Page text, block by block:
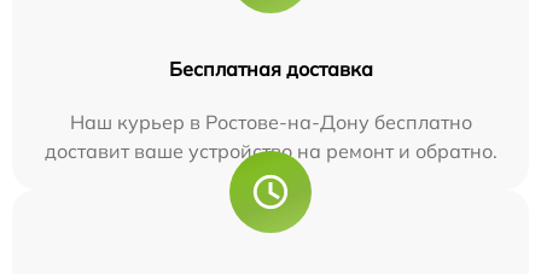
Бесплатная доставка
Наш курьер в Ростове-на-Дону бесплатно
доставит ваше устройство на ремонт и обратно.